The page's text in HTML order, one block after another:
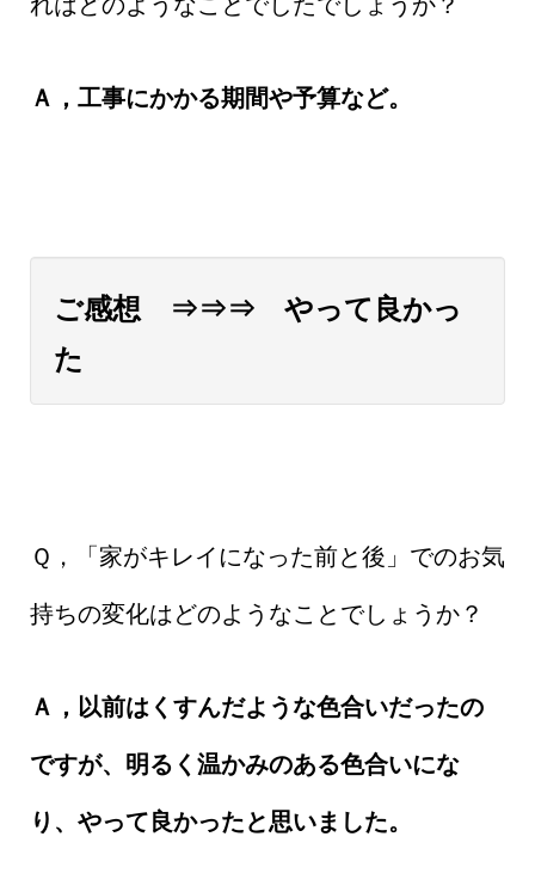
Ａ，工事にかかる期間や予算など。
ご感想 ⇒⇒⇒ やって良かっ
た
Ｑ，「家がキレイになった前と後」でのお気
持ちの変化はどのようなことでしょうか？
Ａ，以前はくすんだような色合いだったの
ですが、明るく温かみのある色合いにな
り、やって良かったと思いました。